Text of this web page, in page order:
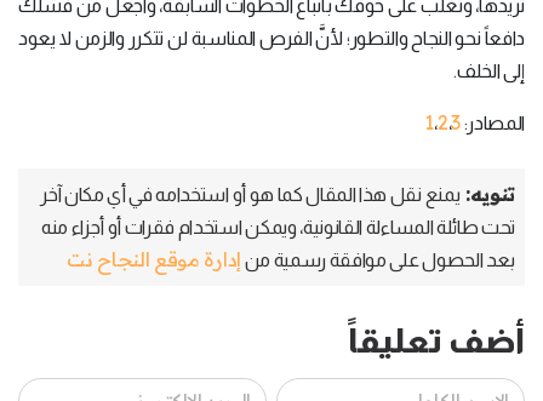
تريدها، وتغلَّب على خوفك باتباع الخطوات السابقة، واجعل من فشلك
دافعاً نحو النجاح والتطور؛ لأنَّ الفرص المناسبة لن تتكرر والزمن لا يعود
إلى الخلف.
المصادر: 1،2،3
تنويه: يمنع نقل هذا المقال كما هو أو استخدامه في أي مكان آخر
تحت طائلة المساءلة القانونية، ويمكن استخدام فقرات أو أجزاء منه
بعد الحصول على موافقة رسمية من إدارة موقع النجاح نت
أضف تعليقاً